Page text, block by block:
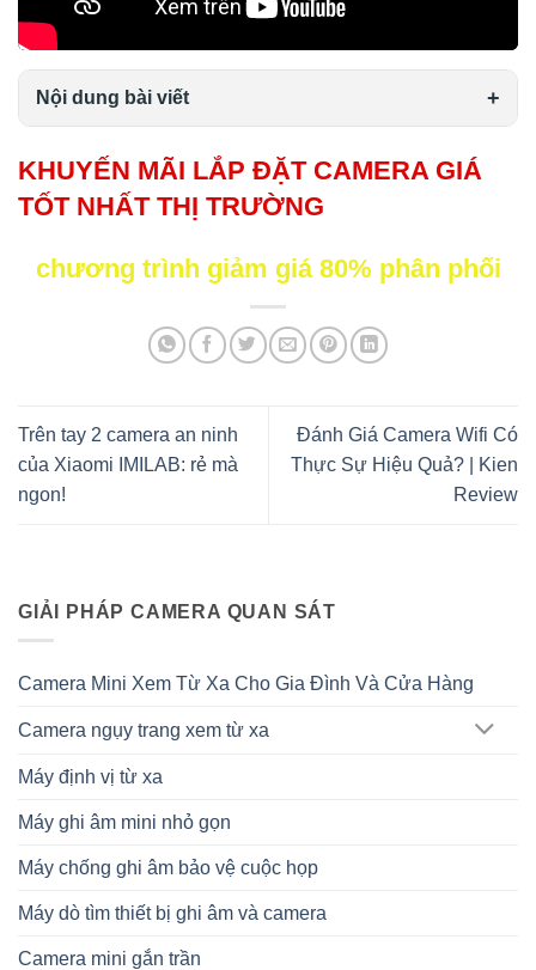
Nội dung bài viết
KHUYẾN MÃI LẮP ĐẶT CAMERA GIÁ
TỐT NHẤT THỊ TRƯỜNG
chương trình giảm giá 80% phân phối
Trên tay 2 camera an ninh
của Xiaomi IMILAB: rẻ mà
ngon!
Đánh Giá Camera Wifi Có
Thực Sự Hiệu Quả? | Kien
Review
GIẢI PHÁP CAMERA QUAN SÁT
Camera Mini Xem Từ Xa Cho Gia Đình Và Cửa Hàng
Camera ngụy trang xem từ xa
Máy định vị từ xa
Máy ghi âm mini nhỏ gọn
Máy chống ghi âm bảo vệ cuộc họp
Máy dò tìm thiết bị ghi âm và camera
Camera mini gắn trần